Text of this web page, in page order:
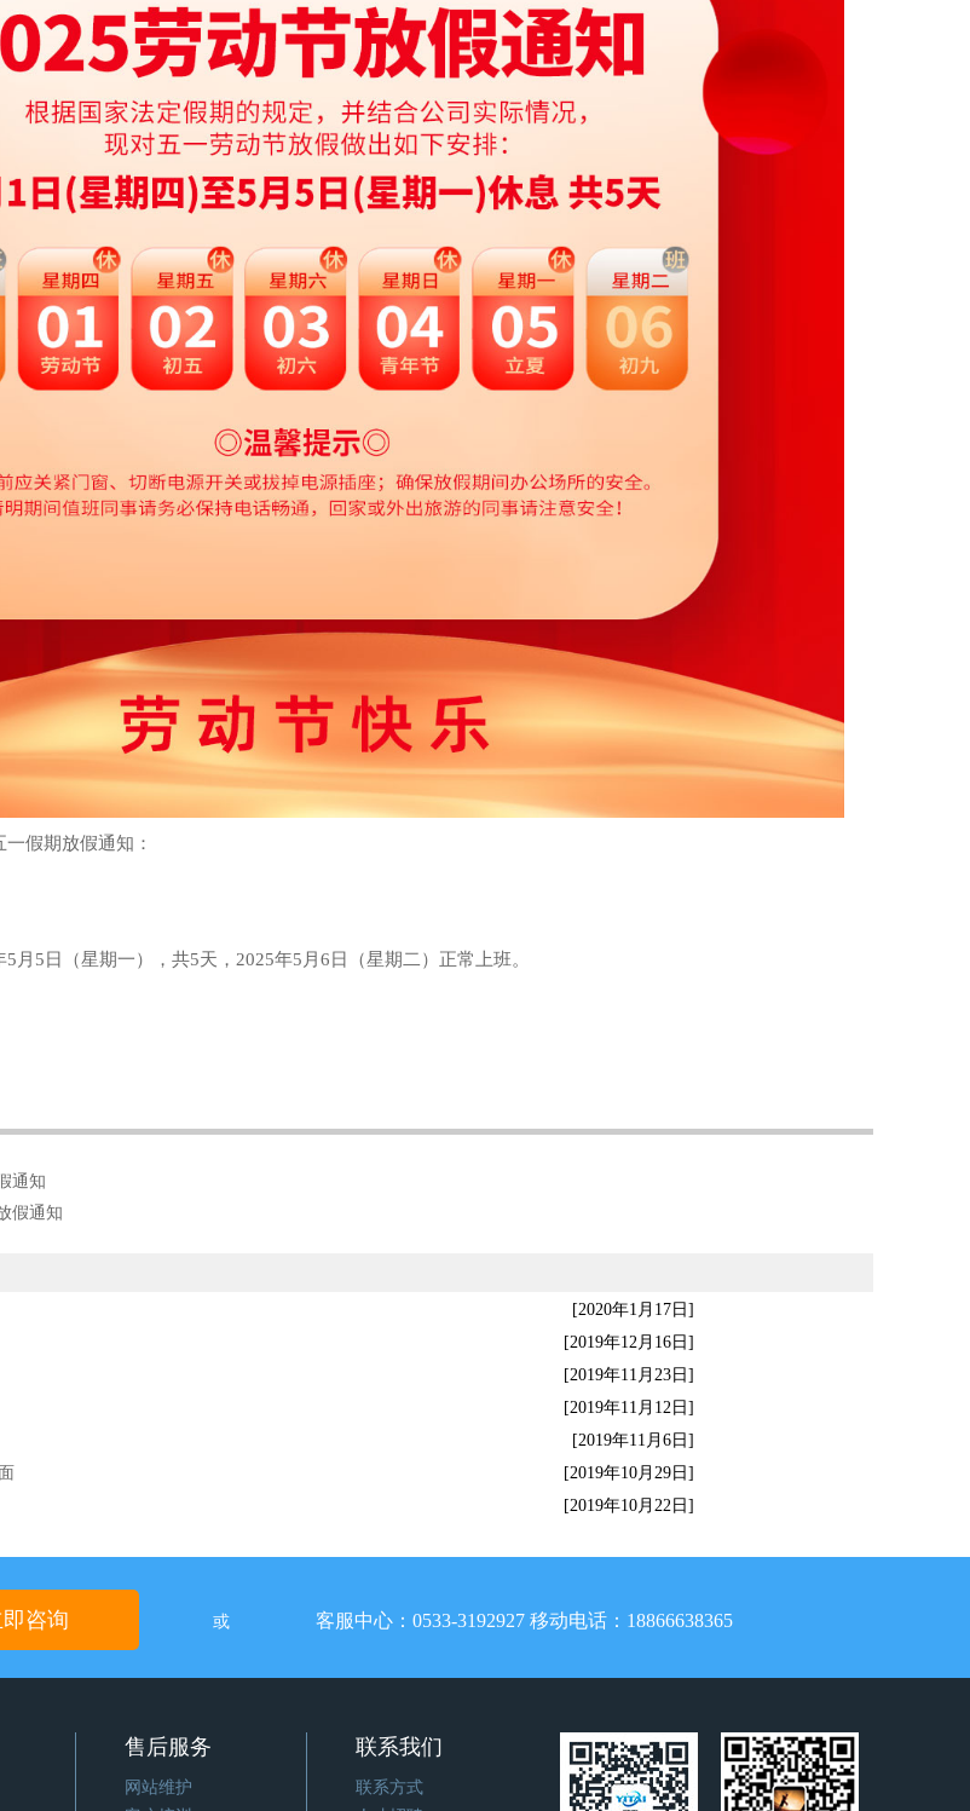
假期放假通知：
月5日（星期一），共5天，2025年5月6日（星期二）正常上班。
通知
假通知
[2020年1月17日]
[2019年12月16日]
[2019年11月23日]
[2019年11月12日]
[2019年11月6日]
[2019年10月29日]
[2019年10月22日]
即咨询 或 客服中心：0533-3192927 移动电话：18866638365
售后服务
网站维护
联系我们
联系方式